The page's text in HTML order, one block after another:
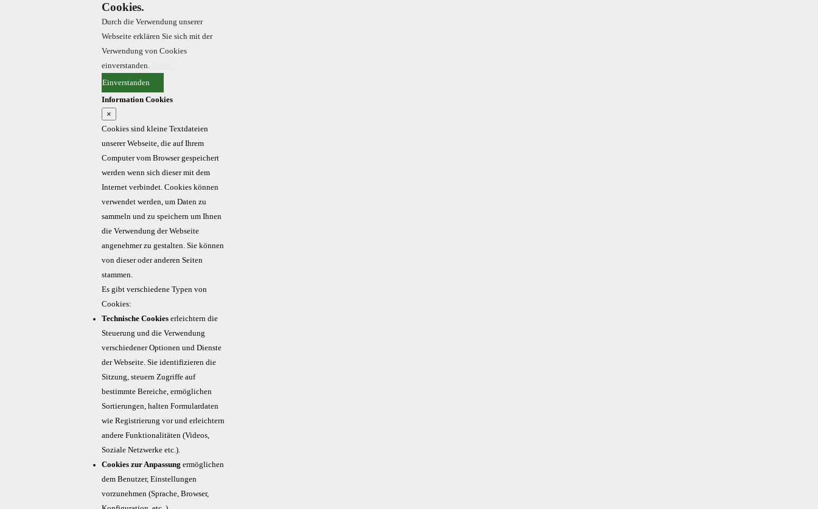
Cookies.
Durch die Verwendung unserer
Webseite erklären Sie sich mit der
Verwendung von Cookies
einverstanden.
Einverstanden
Information Cookies
×
Cookies sind kleine Textdateien
unserer Webseite, die auf Ihrem
Computer vom Browser gespeichert
werden wenn sich dieser mit dem
Internet verbindet. Cookies können
verwendet werden, um Daten zu
sammeln und zu speichern um Ihnen
die Verwendung der Webseite
angenehmer zu gestalten. Sie können
von dieser oder anderen Seiten
stammen.
Es gibt verschiedene Typen von
Cookies:
Technische Cookies erleichtern die
Steuerung und die Verwendung
verschiedener Optionen und Dienste
der Webseite. Sie identifizieren die
Sitzung, steuern Zugriffe auf
bestimmte Bereiche, ermöglichen
Sortierungen, halten Formulardaten
wie Registrierung vor und erleichtern
andere Funktionalitäten (Videos,
Soziale Netzwerke etc.).
Cookies zur Anpassung ermöglichen
dem Benutzer, Einstellungen
vorzunehmen (Sprache, Browser,